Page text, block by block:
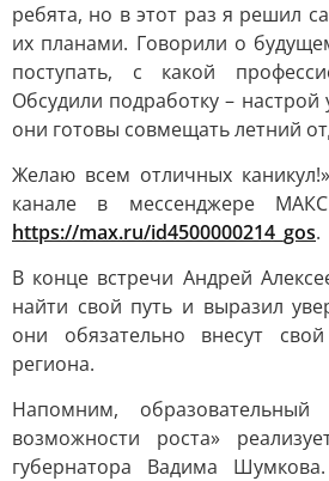
ребята, но в этот раз я решил
их планами. Говорили о
поступать, с какой
Обсудили подработку –
они готовы совмещать летний
Желаю всем отличных
канале в мессенджере
https://max.ru/id4500000214_gos.
В конце встречи Андрей
найти свой путь и выразил
они обязательно внесут
региона.
Напомним,
возможности роста»
губернатора Вадима